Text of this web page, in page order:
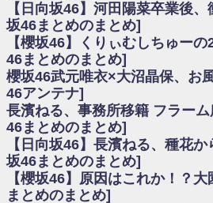
願いバッハ！』ミーグリ日程がこちら
欅坂/日向坂46まとめのまとめ / 【櫻坂46】
これはマジギレしてる
乃木坂46アンテナ / 【櫻坂46】ハリソン守
ィット!】
乃木坂あんてな ～乃木坂46・欅坂46・日
をピックアップ / 良い品揃え！櫻坂46 12thシン
シャルグッズ絶賛販売受付中
日向坂46まとめのまとめ / 【日向坂46】こ
いバッハ！』ミーグリ日程がこちら
日向坂46まとめのまとめ / 【元日向坂46】
ビで見かけるな
欅坂/日向坂46まとめのまとめ / 【櫻坂46
『Make or Break』オフィシャルグッズ解禁
【日向坂46】河田陽菜卒業後
坂46まとめのまとめ]
【櫻坂46】くりぃむしちゅー
46まとめのまとめ]
櫻坂46武元唯衣×大沼晶保、お
46アンテナ]
長濱ねる、事務所移籍 フラー
46まとめのまとめ]
【日向坂46】長濱ねる、種花
坂46まとめのまとめ]
【櫻坂46】原因はこれか！？
まとめのまとめ]